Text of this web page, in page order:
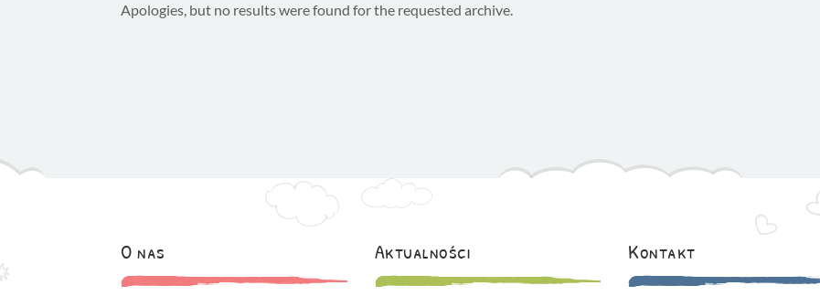
Apologies, but no results were found for the requested archive.
O nas Aktualności Kontakt